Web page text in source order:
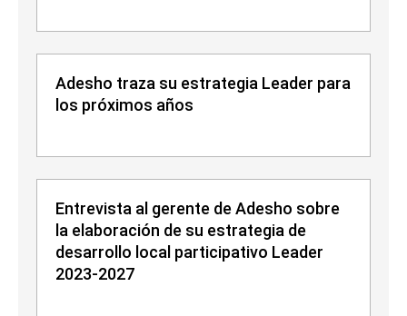
Adesho traza su estrategia Leader para
los próximos años
Entrevista al gerente de Adesho sobre
la elaboración de su estrategia de
desarrollo local participativo Leader
2023-2027